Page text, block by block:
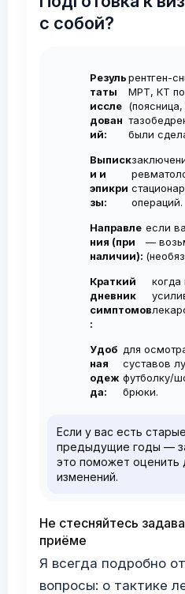
минимален и
результат длится до
интервалом 1 нед.
проводятся по
1-2 раза в год.
на платной основе.
ожидания.
с собой?
Резуль
таты
иссле
дован
ий:
рентген-
МРТ, КТ
были
Выписк
и и
эпикри
зы:
операций.
Направле
ния (при
наличии):
если
—
Краткий
дневник
симптомов
:
когда
Удоб
ная
одеж
да:
для
суставов
футболку/
брюки.
Если у вас есть
предыдущие годы —
это поможет оценить
изменений.
Не стесняйтесь
приёме
Я всегда подробно
вопросы: о тактике